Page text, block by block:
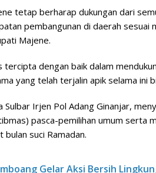
tetap berharap dukungan dari
pembangunan di daerah sesuai
Majene.
dengan baik dalam
yang telah terjalin apik selama ini
Irjen Pol Adang Ginanjar,
pasca-pemilihan umum serta
suci Ramadan.
Gelar Aksi Bersih